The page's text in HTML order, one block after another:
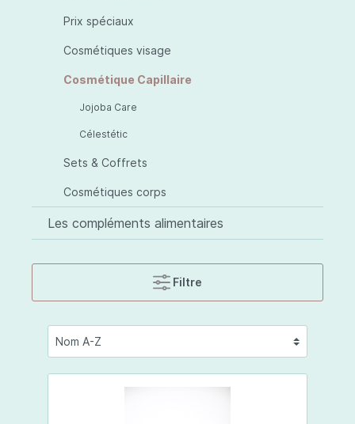
Prix spéciaux
Cosmétiques visage
Cosmétique Capillaire
Jojoba Care
Célestétic
Sets & Coffrets
Cosmétiques corps
Les compléments alimentaires
Filtre